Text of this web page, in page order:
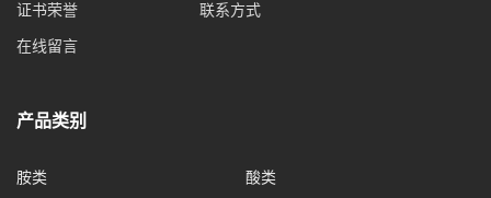
证书荣誉 联系方式
在线留言
产品类别
胺类 酸类